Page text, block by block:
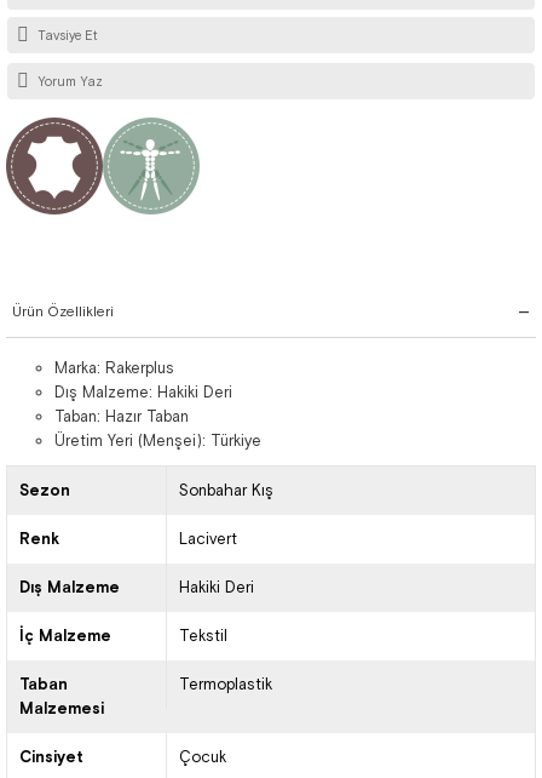
Tavsiye Et
Yorum Yaz
Ürün Özellikleri
Marka: Rakerplus
Dış Malzeme: Hakiki Deri
Taban: Hazır Taban
Üretim Yeri (Menşei): Türkiye
Sezon Sonbahar Kış
Renk Lacivert
Dış Malzeme Hakiki Deri
İç Malzeme Tekstil
Taban
Malzemesi
Termoplastik
Cinsiyet Çocuk